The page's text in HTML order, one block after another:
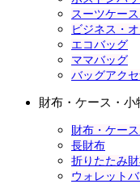
スーツケー
ビジネス・
エコバッグ
ママバッグ
バッグアク
財布・ケース・小
財布・ケー
長財布
折りたたみ
ウォレット